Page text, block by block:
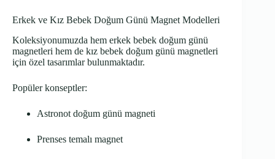
Erkek ve Kız Bebek Doğum Günü Magnet Modelleri
Koleksiyonumuzda hem erkek bebek doğum günü
magnetleri hem de kız bebek doğum günü magnetleri
için özel tasarımlar bulunmaktadır.
Popüler konseptler:
Astronot doğum günü magneti
Prenses temalı magnet